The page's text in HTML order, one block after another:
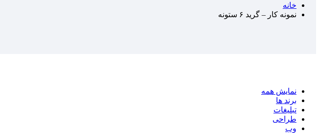
خانه
نمونه کار – گرید ۶ ستونه
نمایش همه
برند ها
تبلیغات
طراحی
وب